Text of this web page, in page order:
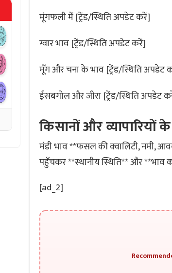
मूंगफली में [ट्रेंड/स्थिति अपडेट करें]
ग्वार भाव [ट्रेंड/स्थिति अपडेट करें]
मूँग और चना के भाव [ट्रेंड/स्थिति अपडेट
ईसबगोल और जीरा [ट्रेंड/स्थिति अपडेट
किसानों और व्यापारियों
मंडी भाव **फसल की क्वालिटी, नमी,
पहुँचकर **स्थानीय स्थिति** और **भाव
[ad_2]